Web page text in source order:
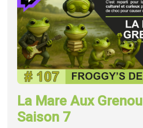
La Mare Aux
Saison 7